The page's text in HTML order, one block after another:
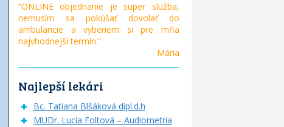
“ONLINE objednanie je super služba,
nemusím sa pokúšať dovolať do
ambulancie a vyberiem si pre mňa
najvhodnejší termín.“
Mária
Najlepší lekári
Bc. Tatiana Blšáková dipl.d.h
MUDr. Lucia Foltová – Audiometria